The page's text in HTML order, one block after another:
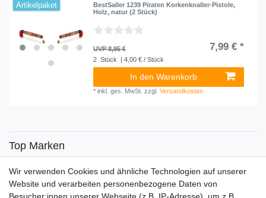
Artikelpaket
BestSaller 1239 Piraten Korkenknaller-Pistole,
Holz, natur (2 Stück)
UVP 8,95 € 7,99 € *
2 Stück | 4,00 € / Stück
In den Warenkorb
*inkl. ges. MwSt. zzgl.Versandkosten
Top Marken
Top Themen
Wir verwenden Cookies und ähnliche Technologien auf unserer
Website und verarbeiten personenbezogene Daten von